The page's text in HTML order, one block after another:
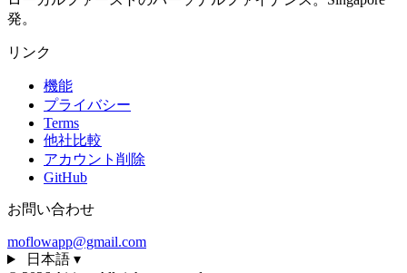
発。
リンク
機能
プライバシー
Terms
他社比較
アカウント削除
GitHub
お問い合わせ
moflowapp@gmail.com
日本語 ▾